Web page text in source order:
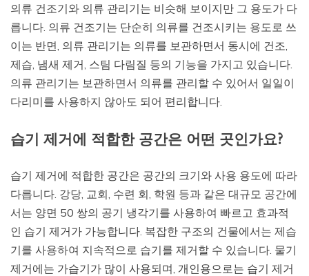
의류 건조기와 의류 관리기는 비슷해 보이지만 그 용도가 다
릅니다. 의류 건조기는 단순히 의류를 건조시키는 용도로 쓰
이는 반면, 의류 관리기는 의류를 보관하면서 동시에 건조,
제습, 냄새 제거, 스팀 다림질 등의 기능을 가지고 있습니다.
의류 관리기는 보관하면서 의류를 관리할 수 있어서 일일이
다리미를 사용하지 않아도 되어 편리합니다.
습기 제거에 적합한 공간은 어떤 곳인가요?
습기 제거에 적합한 공간은 공간의 크기와 사용 용도에 따라
다릅니다. 강당, 교회, 수련 회, 학원 등과 같은 대규모 공간에
서는 양면 50 쌍의 공기 냉각기를 사용하여 빠르고 효과적
인 습기 제거가 가능합니다. 복잡한 구조의 건물에서는 제습
기를 사용하여 지속적으로 습기를 제거할 수 있습니다. 물기
제거에는 가습기가 많이 사용되며, 개인용으로는 습기 제거